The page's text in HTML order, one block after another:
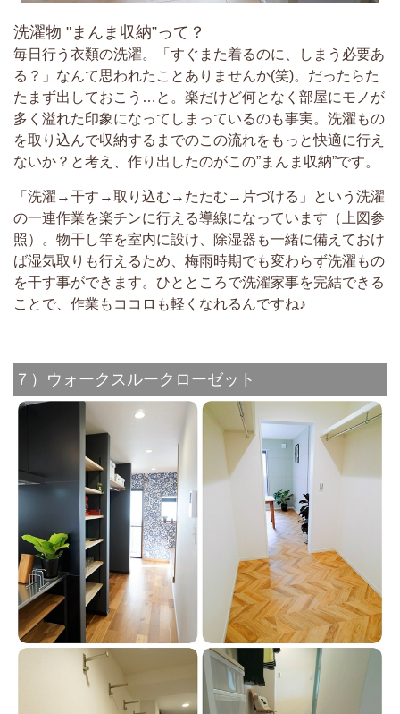
洗濯物 "まんま収納”って？
毎日行う衣類の洗濯。「すぐまた着るのに、しまう必要あ
る？」なんて思われたことありませんか(笑)。だったらた
たまず出しておこう…と。楽だけど何となく部屋にモノが
多く溢れた印象になってしまっているのも事実。洗濯もの
を取り込んで収納するまでのこの流れをもっと快適に行え
ないか？と考え、作り出したのがこの”まんま収納”です。
「洗濯→干す→取り込む→たたむ→片づける」という洗濯
の一連作業を楽チンに行える導線になっています（上図参
照）。物干し竿を室内に設け、除湿器も一緒に備えておけ
ば湿気取りも行えるため、梅雨時期でも変わらず洗濯もの
を干す事ができます。ひとところで洗濯家事を完結できる
ことで、作業もココロも軽くなれるんですね♪
７）ウォークスルークローゼット